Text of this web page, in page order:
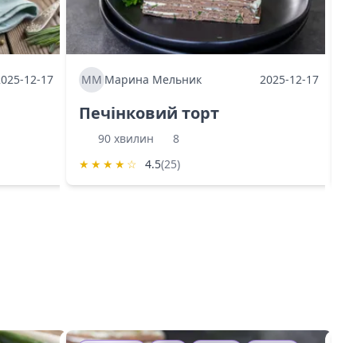
12-17 МММарина Мельник 2025-12-17
Печінковий торт
90 хвилин
8
★ ★ ★ ★ ☆ 4.5(25)